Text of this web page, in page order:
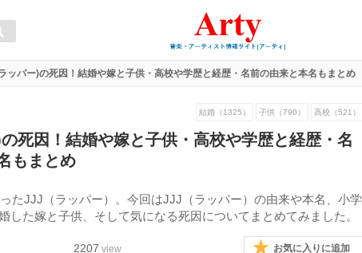
ッパー)の死因！結婚や嫁と子供・高校や学歴と経歴・名前の由来と本名もまとめ
結婚（1325） 子供（790） 高校（521）
死因！結婚や嫁と子供・高校や学歴と経歴・名
もまとめ
たJJJ（ラッパー）。今回はJJJ（ラッパー）の由来や本名、小学
した嫁と子供、そして気になる死因についてまとめてみました。
2207 view お気に入りに追加